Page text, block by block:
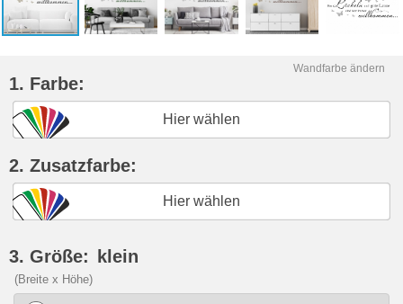
Wandfarbe ändern
1. Farbe:
Hier wählen
2. Zusatzfarbe:
Hier wählen
3. Größe: klein
(Breite x Höhe)